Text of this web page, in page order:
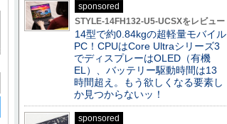
sponsored
STYLE-14FH132-U5-UCSXをレビュー
14型で約0.84kgの超軽量モバイル
PC！CPUはCore Ultraシリーズ3
でディスプレーはOLED（有機
EL）、バッテリー駆動時間は13
時間超え。もう欲しくなる要素し
か見つからないッ！
sponsored